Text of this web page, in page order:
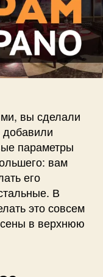
подписи
вы сделали
параметры
вам
его
В
это совсем
в верхнюю